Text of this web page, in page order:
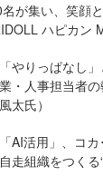
が集い、笑顔
ハピカン
やりっぱなし
・人事担当者
太氏）
AI活用」、コ
組織をつくる